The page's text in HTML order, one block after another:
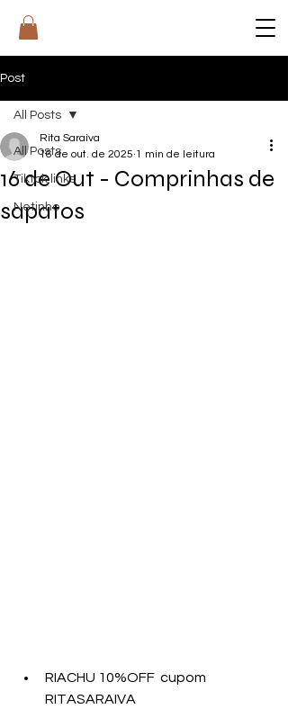
RIT
Post
All Posts
Tiktok links
Netinho
All Posts
16 de Out - Comprinhas de
sapatos
Rita Saraiva
16 de out. de 2025 1 min de leitura
RIACHU 10%OFF  cupom
RITASARAIVA